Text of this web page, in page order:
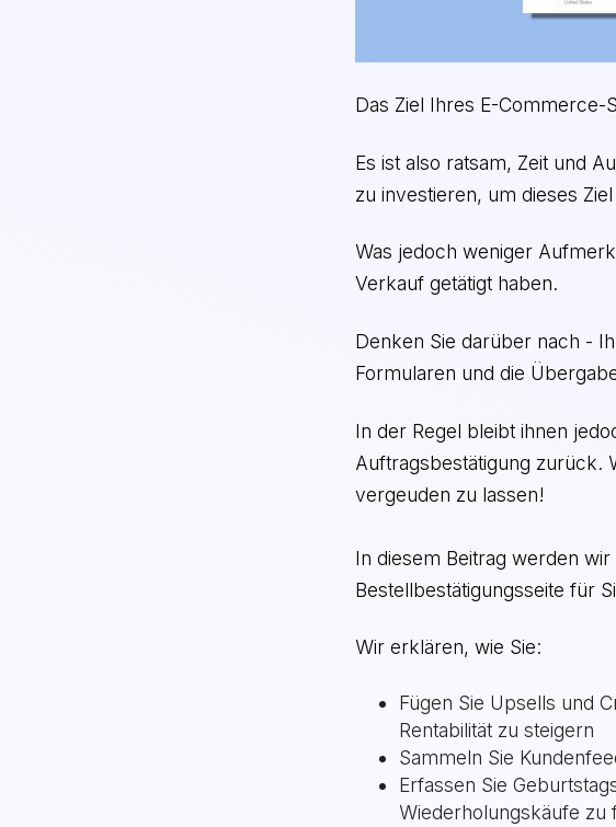
Das Ziel Ihres E-Commerce-
Es ist also ratsam, Zeit und
zu investieren, um dieses
Was jedoch weniger
Verkauf getätigt haben.
Denken Sie darüber nach -
Formularen und die
In der Regel bleibt ihnen
Auftragsbestätigung zurück.
vergeuden zu lassen!
In diesem Beitrag werden
Bestellbestätigungsseite für
Wir erklären, wie Sie:
Fügen Sie Upsells und
Rentabilität zu steigern
Sammeln Sie
Erfassen Sie
Wiederholungskäufe zu